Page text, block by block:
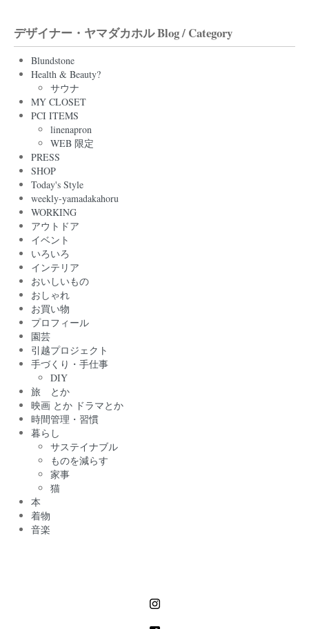
デザイナー・ヤマダカホル Blog / Category
Blundstone
Health & Beauty?
サウナ
MY CLOSET
PCI ITEMS
linenapron
WEB 限定
PRESS
SHOP
Today's Style
weekly-yamadakahoru
WORKING
アウトドア
イベント
いろいろ
インテリア
おいしいもの
おしゃれ
お買い物
プロフィール
園芸
引越プロジェクト
手づくり・手仕事
DIY
旅 とか
映画 とか ドラマとか
時間管理・習慣
暮らし
サステイナブル
ものを減らす
家事
猫
本
着物
音楽